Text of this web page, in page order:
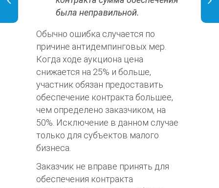
была неправильной.
Обычно ошибка случается по
причине антидемпинговых мер.
Когда ходе аукциона цена
снижается на 25% и больше,
участник обязан предоставить
обеспечение контракта большее,
чем определено заказчиком, на
50%. Исключение в данном случае
только для субъектов малого
бизнеса.
Заказчик не вправе принять для
обеспечения контракта